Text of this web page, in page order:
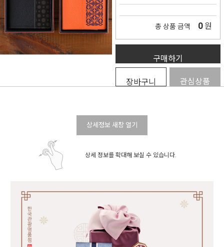
총 상품 금액 0 원
구매하기
장바구니 관심상품
상세정보 새창 열기
상세 정보를 확대해 보실 수 있습니다.